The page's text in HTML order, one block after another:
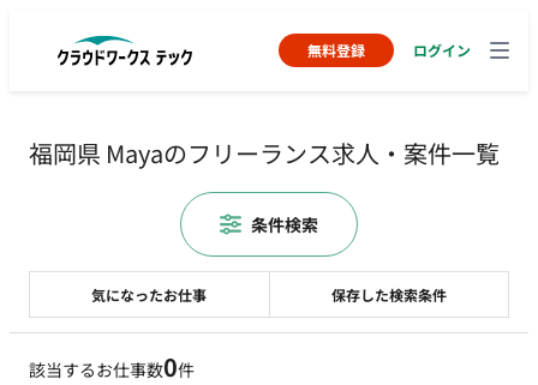
無料登録 ログイン
福岡県 Mayaのフリーランス求人・案件一覧
該当するお仕事数0件
気になったお仕事 保存した検索条件
条件検索